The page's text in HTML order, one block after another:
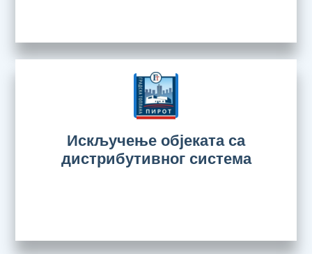
Искључење објеката са
дистрибутивног система